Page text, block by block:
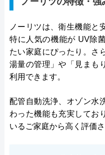
ノーリツは、衛生機能と
特に人気の機能が UV除
たい家庭にぴったり。さ
湯量の管理」や「見まも
利用できます。
配管自動洗浄、オゾン水
わった機能も充実してお
いるご家庭から高く評価さ